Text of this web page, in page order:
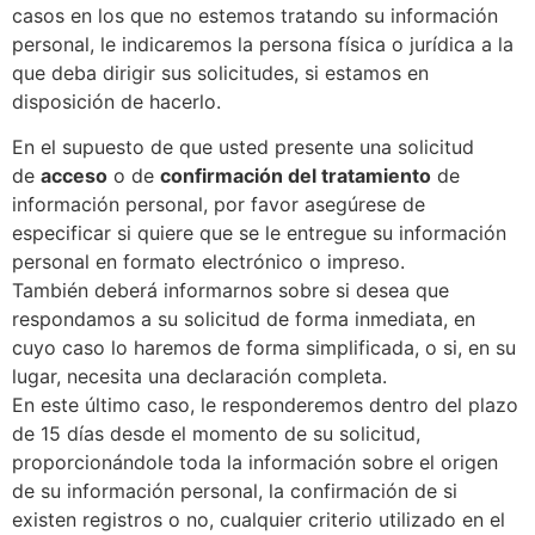
casos en los que no estemos tratando su información
personal, le indicaremos la persona física o jurídica a la
que deba dirigir sus solicitudes, si estamos en
disposición de hacerlo.
En el supuesto de que usted presente una solicitud
de acceso o de confirmación del tratamiento de
información personal, por favor asegúrese de
especificar si quiere que se le entregue su información
personal en formato electrónico o impreso.
También deberá informarnos sobre si desea que
respondamos a su solicitud de forma inmediata, en
cuyo caso lo haremos de forma simplificada, o si, en su
lugar, necesita una declaración completa.
En este último caso, le responderemos dentro del plazo
de 15 días desde el momento de su solicitud,
proporcionándole toda la información sobre el origen
de su información personal, la confirmación de si
existen registros o no, cualquier criterio utilizado en el